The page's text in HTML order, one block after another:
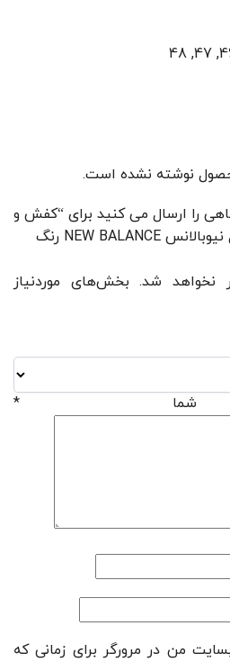
نوشته نشده است.
را ارسال می کنید برای “کفش و
کتانی بزرگ پا و مردانه مدل نیوبالانس NEW BALANCE رنگ
نخواهد شد. بخش‌های موردنیاز
شما *
من در مرورگر برای زمانی که